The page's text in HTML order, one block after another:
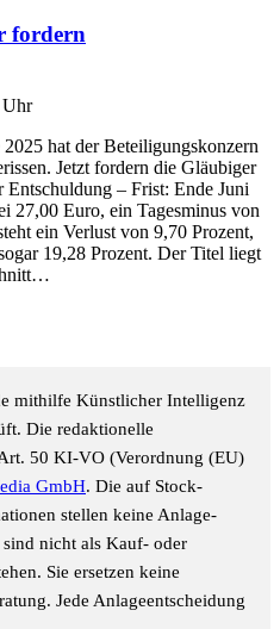
fordern
Uhr
hat der Beteiligungskonzern
Jetzt fordern die Gläubiger
– Frist: Ende Juni
27,00 Euro, ein Tagesminus von
ein Verlust von 9,70 Prozent,
19,28 Prozent. Der Titel liegt
mithilfe Künstlicher Intelligenz
Die redaktionelle
50 KI-VO (Verordnung (EU)
GmbH. Die auf Stock-
stellen keine Anlage-
nicht als Kauf- oder
Sie ersetzen keine
Jede Anlageentscheidung